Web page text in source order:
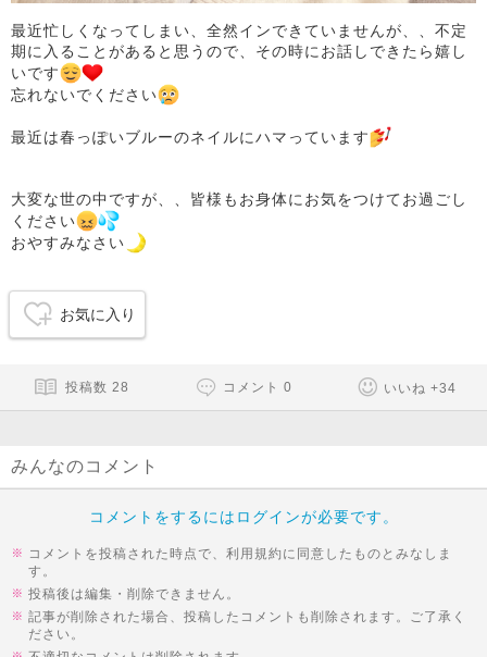
最近忙しくなってしまい、全然インできていませんが、、不定
期に入ることがあると思うので、その時にお話しできたら嬉し
いです
忘れないでください
最近は春っぽいブルーのネイルにハマっています
大変な世の中ですが、、皆様もお身体にお気をつけてお過ごし
ください
おやすみなさい
お気に入り
投稿数 28 コメント 0 いいね +34
みんなのコメント
コメントをするにはログインが必要です。
コメントを投稿された時点で、利用規約に同意したものとみなしま
す。
投稿後は編集・削除できません。
記事が削除された場合、投稿したコメントも削除されます。ご了承く
ださい。